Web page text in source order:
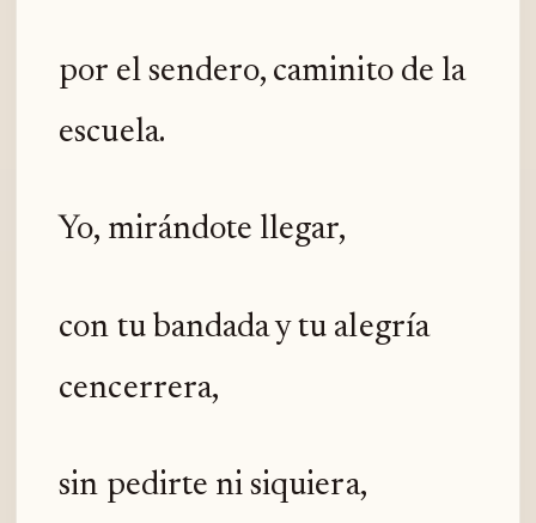
por el sendero, caminito de la
escuela.
Yo, mirándote llegar,
con tu bandada y tu alegría
cencerrera,
sin pedirte ni siquiera,